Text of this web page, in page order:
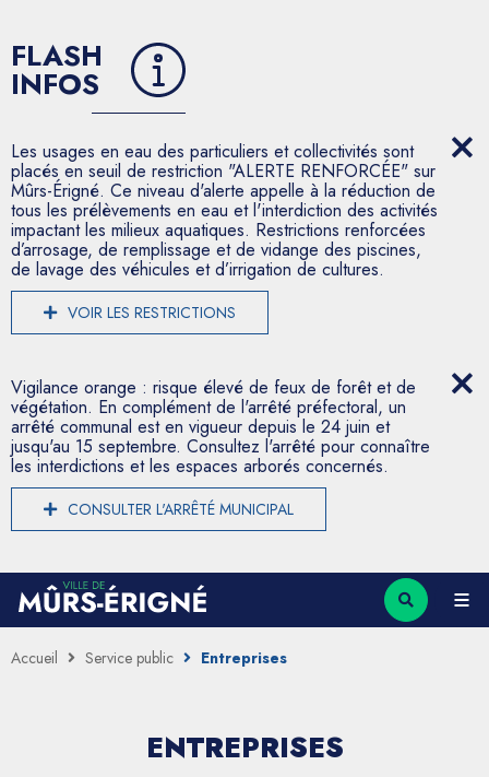
FLASH
INFOS
Les usages en eau des particuliers et collectivités sont
placés en seuil de restriction "ALERTE RENFORCÉE" sur
Mûrs-Érigné. Ce niveau d'alerte appelle à la réduction de
tous les prélèvements en eau et l'interdiction des activités
impactant les milieux aquatiques. Restrictions renforcées
d’arrosage, de remplissage et de vidange des piscines,
de lavage des véhicules et d’irrigation de cultures.
VOIR LES RESTRICTIONS
Vigilance orange : risque élevé de feux de forêt et de
végétation. En complément de l'arrêté préfectoral, un
arrêté communal est en vigueur depuis le 24 juin et
jusqu'au 15 septembre. Consultez l'arrêté pour connaître
les interdictions et les espaces arborés concernés.
CONSULTER L'ARRÊTÉ MUNICIPAL
Accueil Service public Entreprises
ENTREPRISES